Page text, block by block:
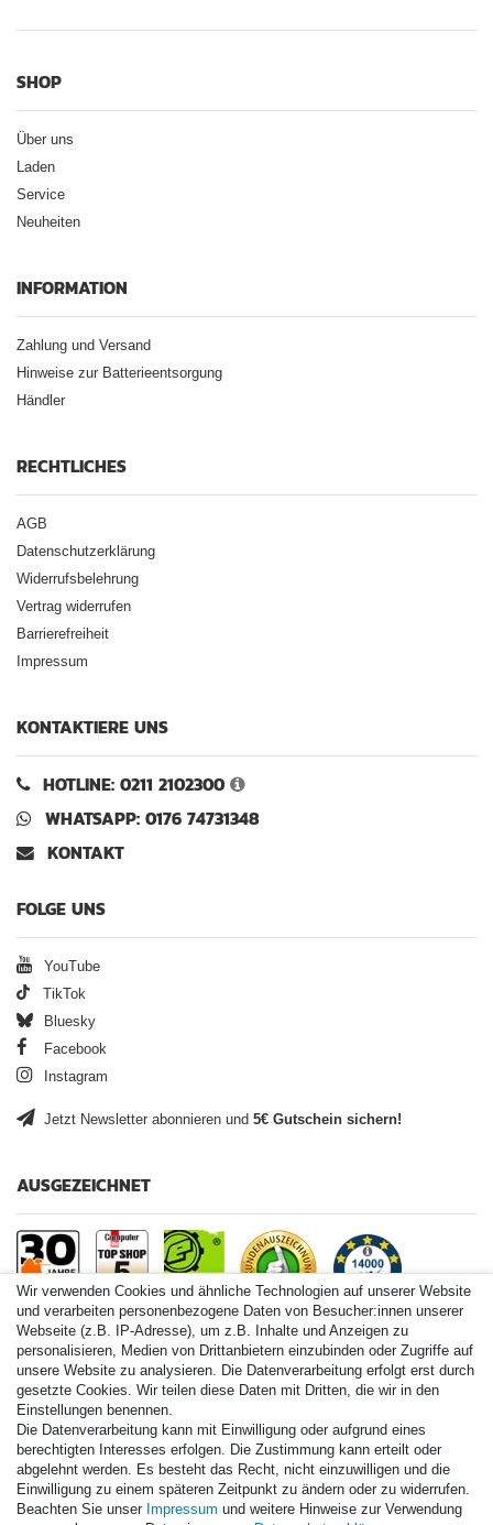
SHOP
Über uns
Laden
Service
Neuheiten
INFORMATION
Zahlung und Versand
Hinweise zur Batterieentsorgung
Händler
RECHTLICHES
AGB
Datenschutzerklärung
Widerrufsbelehrung
Vertrag widerrufen
Barrierefreiheit
Impressum
KONTAKTIERE UNS
HOTLINE: 0211 2102300
WHATSAPP: 0176 74731348
KONTAKT
FOLGE UNS
YouTube
TikTok
Bluesky
Facebook
Instagram
Jetzt Newsletter abonnieren und 5€ Gutschein sichern!
AUSGEZEICHNET
Paintball.de World
Paintball Shop International
Spares Shop North America
* Alle Preise inkl. ges. MwSt. zzgl. Versandkosten
Zahlungsarten
Wir verwenden Cookies und ähnliche Technologien auf unserer Website
und verarbeiten personenbezogene Daten von Besucher:innen unserer
Webseite (z.B. IP-Adresse), um z.B. Inhalte und Anzeigen zu
personalisieren, Medien von Drittanbietern einzubinden oder Zugriffe auf
unsere Website zu analysieren. Die Datenverarbeitung erfolgt erst durch
gesetzte Cookies. Wir teilen diese Daten mit Dritten, die wir in den
Einstellungen benennen.
Die Datenverarbeitung kann mit Einwilligung oder aufgrund eines
berechtigten Interesses erfolgen. Die Zustimmung kann erteilt oder
abgelehnt werden. Es besteht das Recht, nicht einzuwilligen und die
Einwilligung zu einem späteren Zeitpunkt zu ändern oder zu widerrufen.
Beachten Sie unser Impressum und weitere Hinweise zur Verwendung